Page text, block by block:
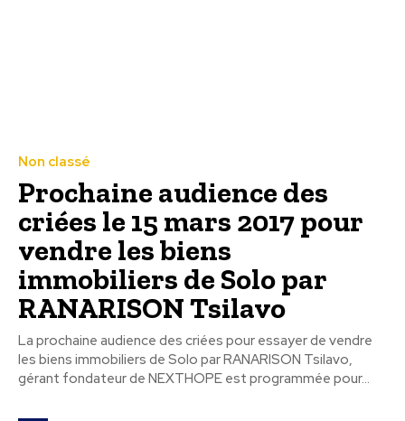
Non classé
Prochaine audience des
criées le 15 mars 2017 pour
vendre les biens
immobiliers de Solo par
RANARISON Tsilavo
La prochaine audience des criées pour essayer de vendre
les biens immobiliers de Solo par RANARISON Tsilavo,
gérant fondateur de NEXTHOPE est programmée pour...